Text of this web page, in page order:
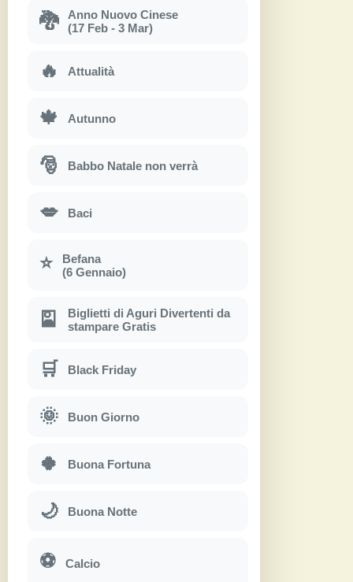
🐉
Anno Nuovo Cinese
(17 Feb - 3 Mar)
🔥 Attualità
🍁 Autunno
🎅 Babbo Natale non verrà
💋 Baci
⭐
Befana
(6 Gennaio)
🎴
Biglietti di Aguri Divertenti da
stampare Gratis
🛒 Black Friday
🌞 Buon Giorno
🍀 Buona Fortuna
🌙 Buona Notte
⚽ Calcio